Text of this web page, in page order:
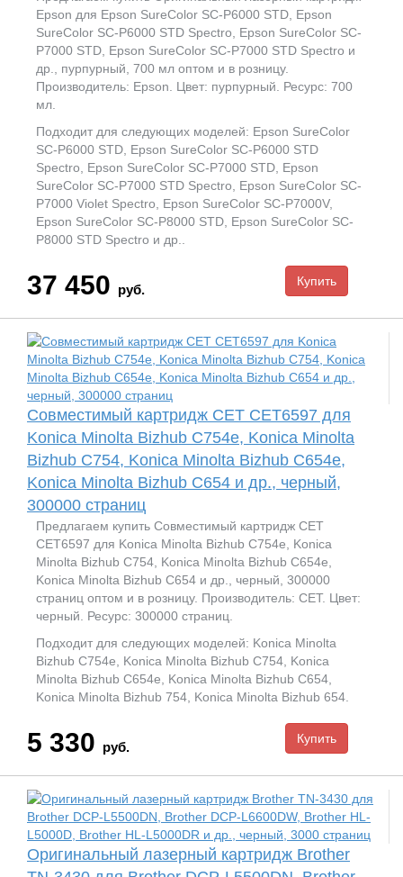
Epson для Epson SureColor SC-P6000 STD, Epson
SureColor SC-P6000 STD Spectro, Epson SureColor SC-
P7000 STD, Epson SureColor SC-P7000 STD Spectro и
др., пурпурный, 700 мл оптом и в розницу.
Производитель: Epson. Цвет: пурпурный. Ресурс: 700
мл.
Подходит для следующих моделей: Epson SureColor
SC-P6000 STD, Epson SureColor SC-P6000 STD
Spectro, Epson SureColor SC-P7000 STD, Epson
SureColor SC-P7000 STD Spectro, Epson SureColor SC-
P7000 Violet Spectro, Epson SureColor SC-P7000V,
Epson SureColor SC-P8000 STD, Epson SureColor SC-
P8000 STD Spectro и др..
37 450 руб.
Совместимый картридж CET CET6597 для
Konica Minolta Bizhub C754e, Konica Minolta
Bizhub C754, Konica Minolta Bizhub C654e,
Konica Minolta Bizhub C654 и др., черный,
300000 страниц
Предлагаем купить Совместимый картридж CET
CET6597 для Konica Minolta Bizhub C754e, Konica
Minolta Bizhub C754, Konica Minolta Bizhub C654e,
Konica Minolta Bizhub C654 и др., черный, 300000
страниц оптом и в розницу. Производитель: CET. Цвет:
черный. Ресурс: 300000 страниц.
Подходит для следующих моделей: Konica Minolta
Bizhub C754e, Konica Minolta Bizhub C754, Konica
Minolta Bizhub C654e, Konica Minolta Bizhub C654,
Konica Minolta Bizhub 754, Konica Minolta Bizhub 654.
5 330 руб.
Оригинальный лазерный картридж Brother